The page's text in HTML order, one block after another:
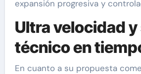
expansión progresiva y
Ultra velocidad
técnico en
En cuanto a su propuesta